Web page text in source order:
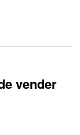
vender